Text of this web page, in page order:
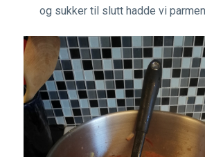
og sukker til slutt hadde vi